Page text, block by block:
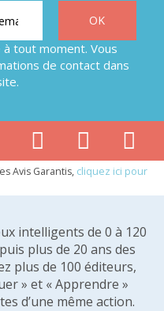
tout moment. Vous
de contact dans
Avis Garantis, cliquez ici pour
intelligents de 0 à 120
plus de 20 ans des
plus de 100 éditeurs,
» et « Apprendre »
d’une même action.